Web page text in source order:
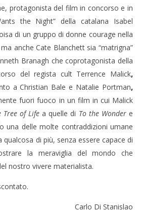
protagonista del film in concorso e in
the Night” della catalana Isabel
di un gruppo di donne courage nella
anche Cate Blanchett sia “matrigna”
Branagh che coprotagonista della
del regista cult Terrence Malick,
a Christian Bale e Natalie Portman,
fuori fuoco in un film in cui Malick
Tree of Life a quelle di To the Wondere
una delle molte contraddizioni umane
qualcosa di più, senza essere capace di
la meraviglia del mondo che
nostro vivere materialista.
Carlo Di Stanislao